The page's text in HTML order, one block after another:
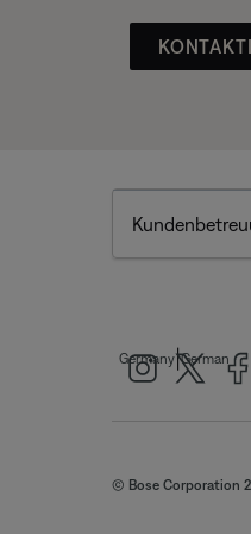
Germany|German
© Bose Corporation